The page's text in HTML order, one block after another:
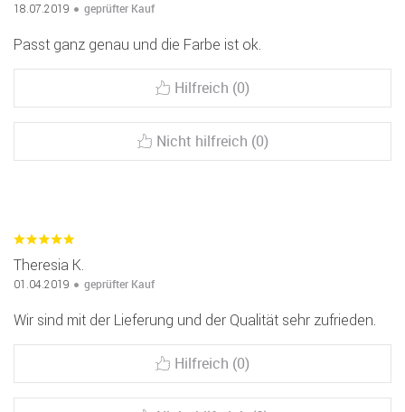
18.07.2019 geprüfter Kauf
Passt ganz genau und die Farbe ist ok.
Hilfreich (0)
Nicht hilfreich (0)
Theresia K.
01.04.2019 geprüfter Kauf
Wir sind mit der Lieferung und der Qualität sehr zufrieden.
Hilfreich (0)